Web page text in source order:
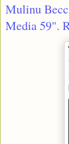
Mulinu
Media 59".